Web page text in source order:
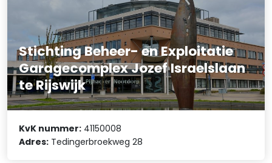
Stichting Beheer- en Exploitatie
Garagecomplex Jozef Israelslaan
te Rijswijk
KvK nummer: 41150008
Adres: Tedingerbroekweg 28